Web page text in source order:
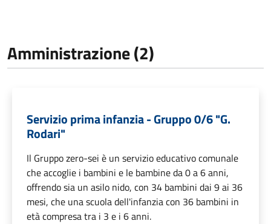
Amministrazione (2)
Servizio prima infanzia - Gruppo 0/6 "G.
Rodari"
Il Gruppo zero-sei è un servizio educativo comunale
che accoglie i bambini e le bambine da 0 a 6 anni,
offrendo sia un asilo nido, con 34 bambini dai 9 ai 36
mesi, che una scuola dell'infanzia con 36 bambini in
età compresa tra i 3 e i 6 anni.